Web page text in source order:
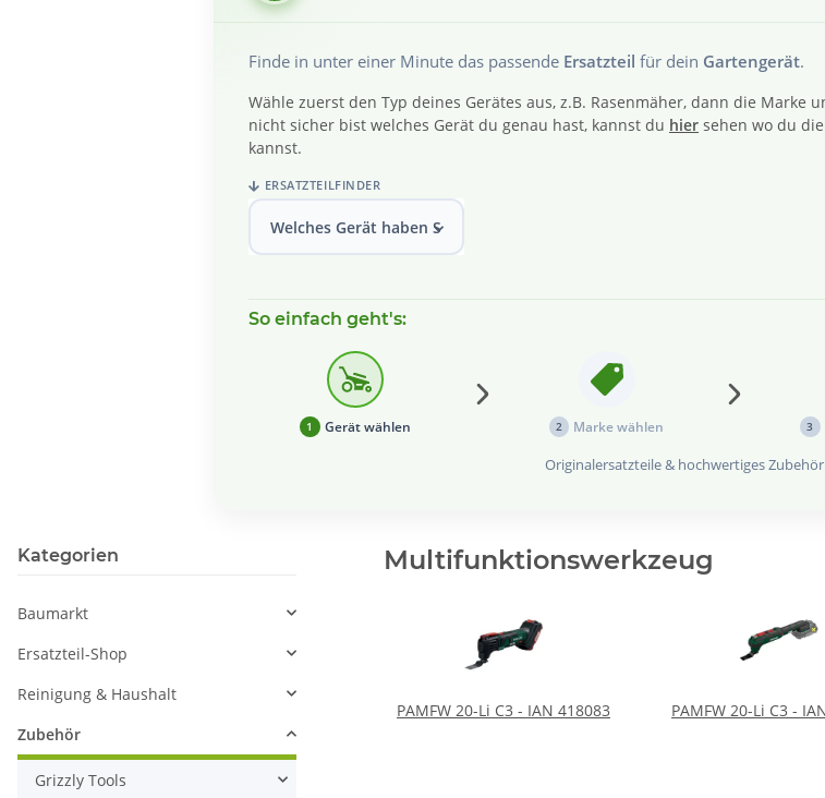
Finde in unter einer Minute das passende Ersatzteil für dein Gartengerät.
Wähle zuerst den Typ deines Gerätes aus, z.B. Rasenmäher, dann die
nicht sicher bist welches Gerät du genau hast, kannst du hier sehen wo du
kannst.
ERSATZTEILFINDER
Welches Gerät haben Sie?
So einfach geht's:
1 Gerät wählen 2 Marke wählen 3
Originalersatzteile & hochwertiges
Multifunktionswerkzeug
PAMFW 20-Li C3 - IAN 418083 PAMFW 20-Li C3 -
Kategorien
Baumarkt
Ersatzteil-Shop
Reinigung & Haushalt
Zubehör
Grizzly Tools